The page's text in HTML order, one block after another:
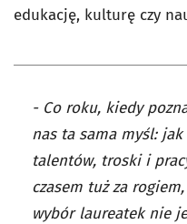
edukację, kulturę czy
- Co roku, kiedy
nas ta sama myśl:
talentów, troski i
czasem tuż za
wybór laureatek nie